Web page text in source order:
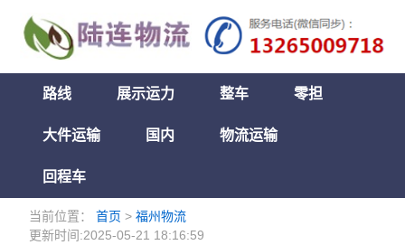
路线 展示运力 整车 零担
大件运输 国内 物流运输
回程车
当前位置：首页 >福州物流
更新时间:2025-05-21 18:16:59